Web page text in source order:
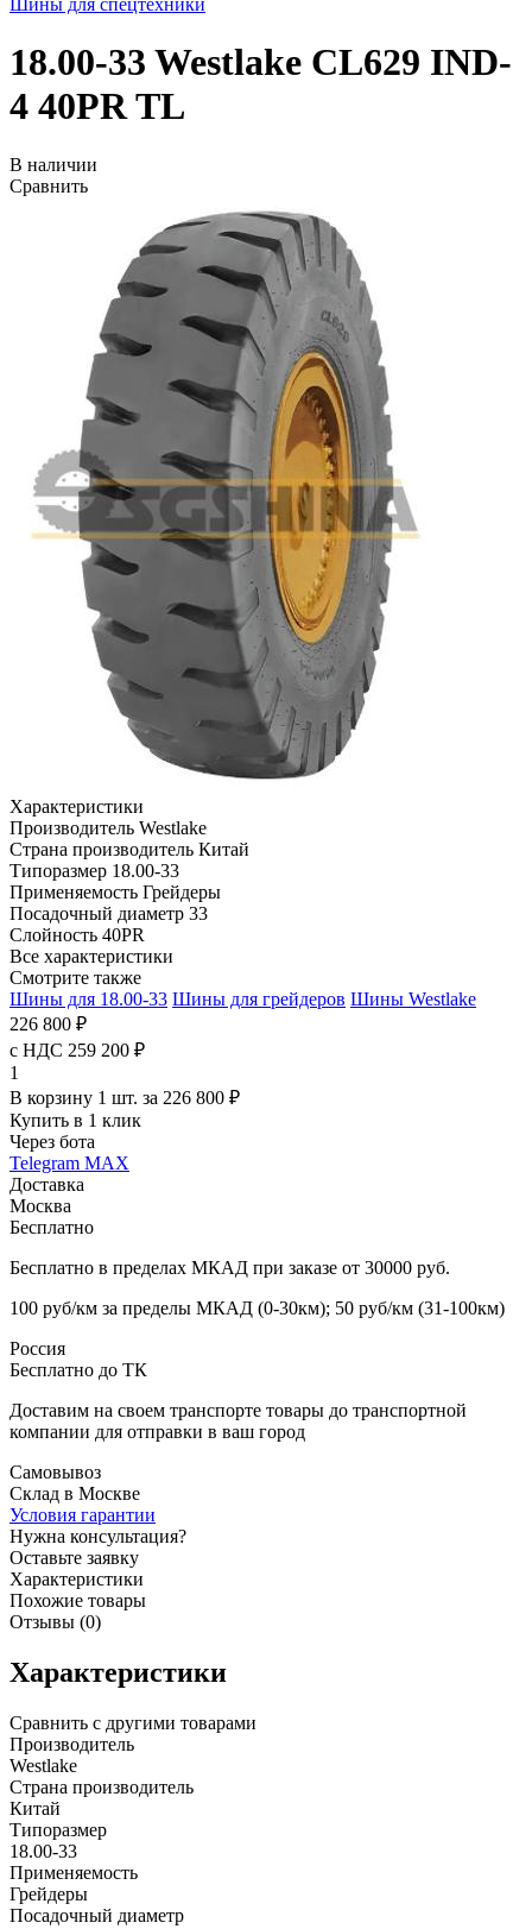
Шины для спецтехники
18.00-33 Westlake CL629 IND-
4 40PR TL
В наличии
Сравнить
Характеристики
Производитель Westlake
Страна производитель Китай
Типоразмер 18.00-33
Применяемость Грейдеры
Посадочный диаметр 33
Слойность 40PR
Все характеристики
Смотрите также
Шины для 18.00-33 Шины для грейдеров Шины Westlake
226 800 ₽
с НДС 259 200 ₽
1
В корзину 1 шт. за 226 800 ₽
Купить в 1 клик
Через бота
Telegram MAX
Доставка
Москва
Бесплатно
Бесплатно в пределах МКАД при заказе от 30000 руб.
100 руб/км за пределы МКАД (0-30км); 50 руб/км (31-100км)
Россия
Бесплатно до ТК
Доставим на своем транспорте товары до транспортной
компании для отправки в ваш город
Самовывоз
Склад в Москве
Условия гарантии
Нужна консультация?
Оставьте заявку
Характеристики
Похожие товары
Отзывы (0)
Характеристики
Сравнить с другими товарами
Производитель
Westlake
Страна производитель
Китай
Типоразмер
18.00-33
Применяемость
Грейдеры
Посадочный диаметр